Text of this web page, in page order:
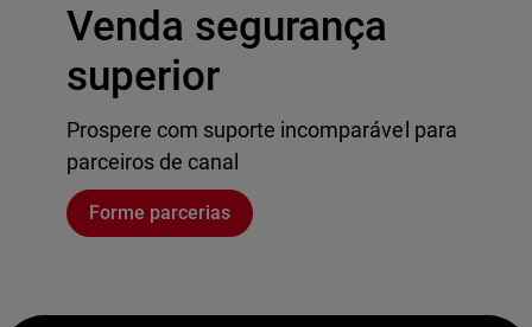
Venda segurança
superior
Prospere com suporte incomparável para
parceiros de canal
Forme parcerias